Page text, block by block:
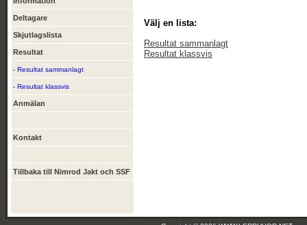
Deltagare
Skjutlagslista
Resultat
- Resultat sammanlagt
- Resultat klassvis
Anmälan
Kontakt
Tillbaka till Nimrod Jakt och SSF
Välj en lista:
Resultat sammanlagt
Resultat klassvis